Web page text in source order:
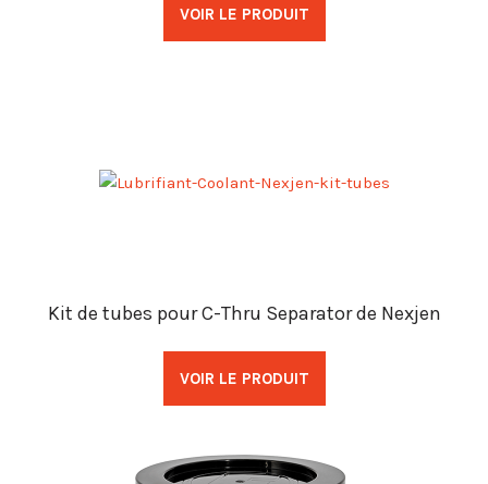
VOIR LE PRODUIT
Kit de tubes pour C-Thru Separator de Nexjen
VOIR LE PRODUIT